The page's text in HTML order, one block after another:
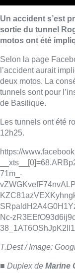
https://
71m_-
Nc-
■Duplex de
Lire aussi :
À
des lieux